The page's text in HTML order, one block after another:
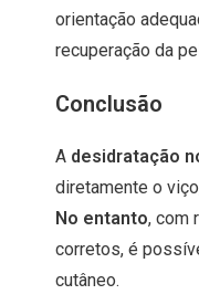
orientação
recuperação da
Conclusão
A desidratação
diretamente o
No entanto, com
corretos, é
cutâneo.